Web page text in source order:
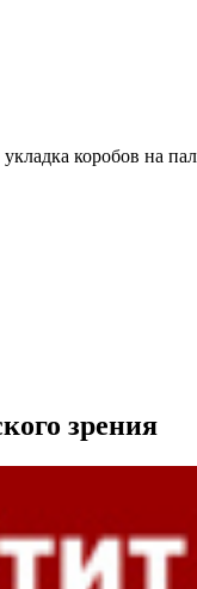
коробов на
зрения